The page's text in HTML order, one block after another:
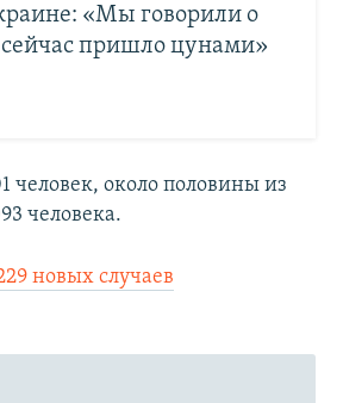
«Мы говорили о
сейчас пришло цунами»
человек, около половины из
человека.
новых случаев